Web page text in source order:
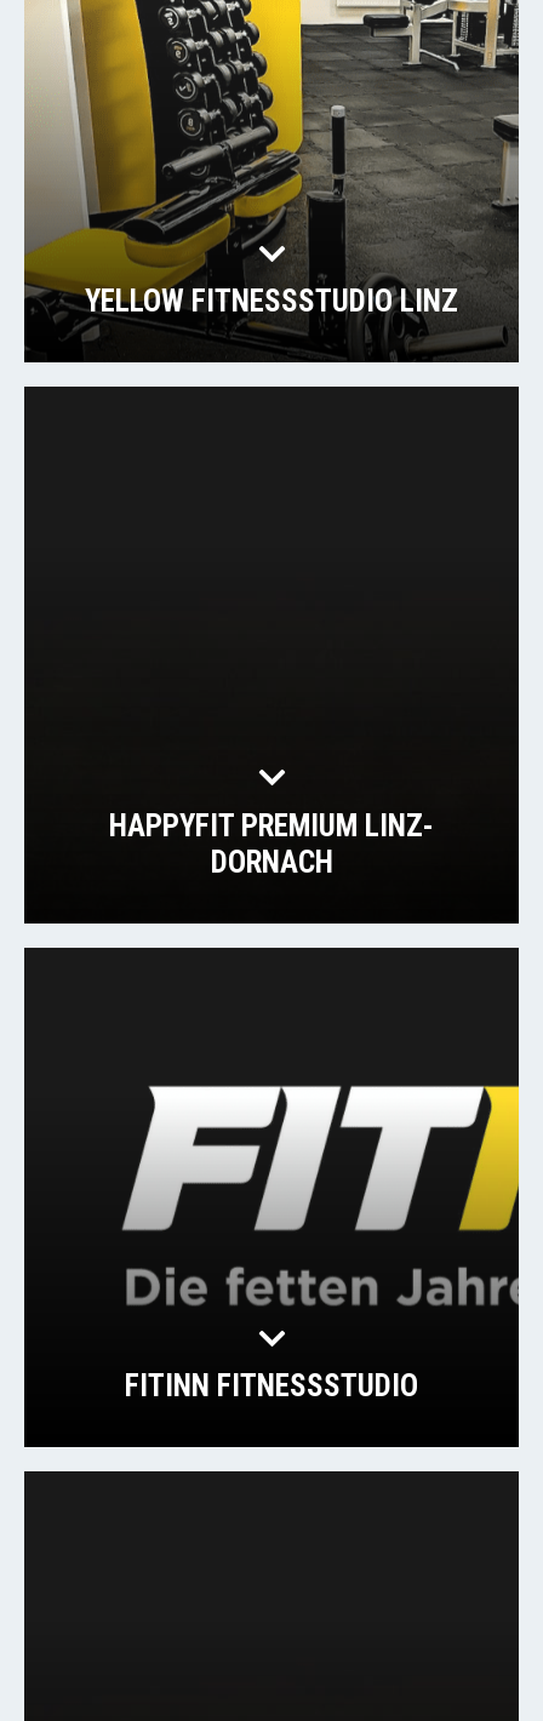
YELLOW FITNESSSTUDIO LINZ
HAPPYFIT PREMIUM LINZ-
DORNACH
FITINN FITNESSSTUDIO